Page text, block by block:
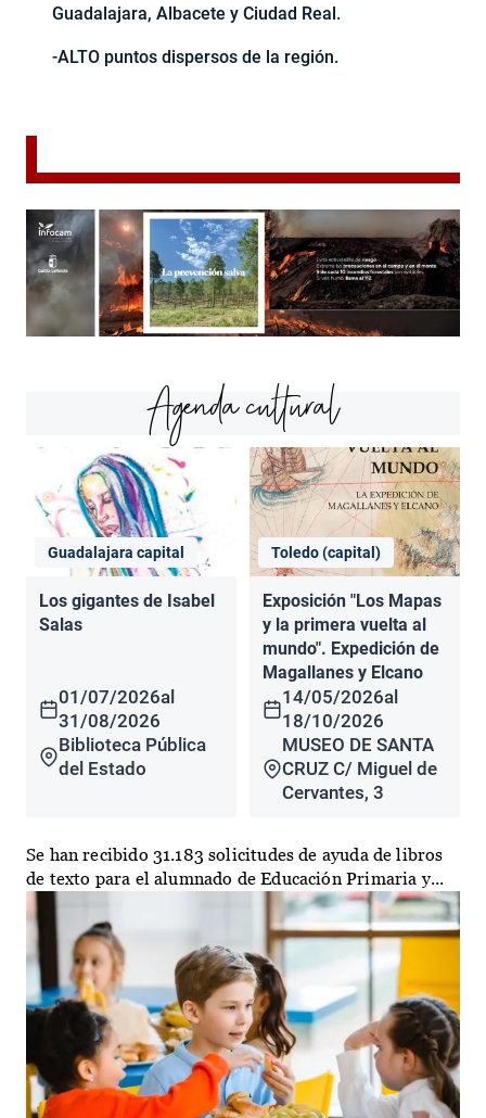
Guadalajara, Albacete y Ciudad Real.
-ALTO puntos dispersos de la región.
Agenda cultural
Guadalajara capital
Los gigantes de Isabel
Salas
01/07/2026al
31/08/2026
Biblioteca Pública
del Estado
Toledo (capital)
Exposición "Los Mapas
y la primera vuelta al
mundo". Expedición de
Magallanes y Elcano
14/05/2026al
18/10/2026
MUSEO DE SANTA
CRUZ C/ Miguel de
Cervantes, 3
Se han recibido 31.183 solicitudes de ayuda de libros
de texto para el alumnado de Educación Primaria y...